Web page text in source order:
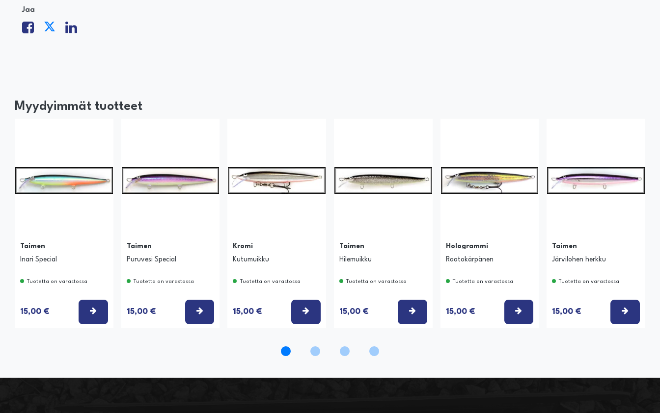
Jaa
Myydyimmät tuotteet
Taimen
Inari Special
Tuotetta on varastossa
15,00 € VALITSE VAIHTOEHTO
Taimen
Puruvesi Special
Tuotetta on varastossa
15,00 € VALITSE VAIHTOEHTO
Kromi
Kutumuikku
Tuotetta on varastossa
15,00 € VALITSE VAIHTOEHTO
Taimen
Hilemuikku
Tuotetta on varastossa
15,00 € VALITSE VAIHTOEHTO
Hologrammi
Raatokärpänen
Tuotetta on varastossa
15,00 € VALITSE VAIHTOEHTO
Taimen
Järvilohen herkku
Tuotetta on varastossa
15,00 €